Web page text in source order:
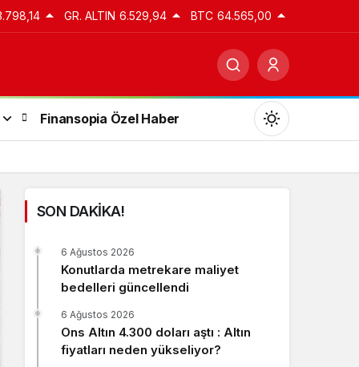
GR. ALTIN 6.529,94 BTC 64.565,00
Finansopia Özel Haber
Gündüz modunu seçin.
Gece Modu
Gece modunu seçin.
SON DAKİKA!
Konutlarda metrekare maliyet
bedelleri güncellendi
6 Ağustos 2026
Ons Altın 4.300 doları aştı : Altın
fiyatları neden yükseliyor?
6 Ağustos 2026